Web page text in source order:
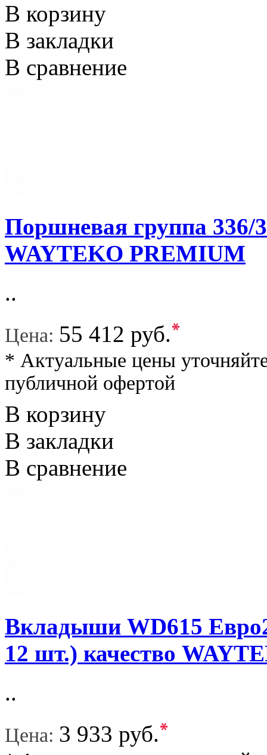
В корзину
В закладки
В сравнение
Поршневая группа 336/
WAYTEKO PREMIUM
..
Цена: 55 412 руб.*
* Актуальные цены
публичной офертой
В корзину
В закладки
В сравнение
Вкладыши WD615
12 шт.) качество
..
Цена: 3 933 руб.*